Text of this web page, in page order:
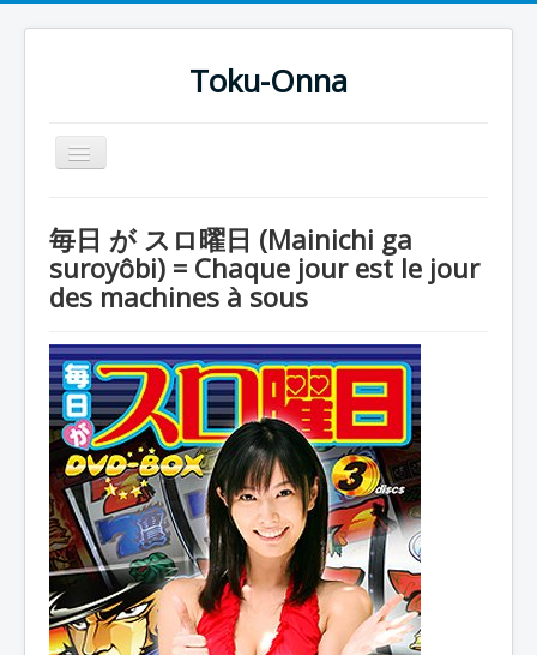
Toku-Onna
Basculer
la
Toku-Actrices
Toku-Critiques
Films
COSAA
Dessins
Artiste Asperger
Lexique
毎日 が スロ曜日 (Mainichi ga
suroyôbi) = Chaque jour est le jour
des machines à sous